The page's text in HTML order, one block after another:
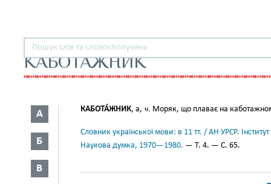
КАБОТАЖНИК
А
Б
В
КАБОТА́ЖНИК, а, ч. Моряк, що плаває на
Словник української мови: в 11 тт. / АН УРСР.
Наукова думка, 1970—1980. — Т. 4. — С. 65.